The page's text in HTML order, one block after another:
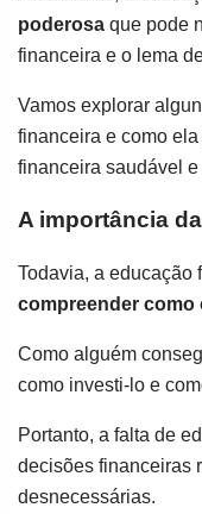
poderosa que pode
financeira e o lema
Vamos explorar
financeira e como
financeira saudável
A importância
Todavia, a educação
compreender
Como alguém
como investi-lo e
Portanto, a falta de
decisões financeiras
desnecessárias.